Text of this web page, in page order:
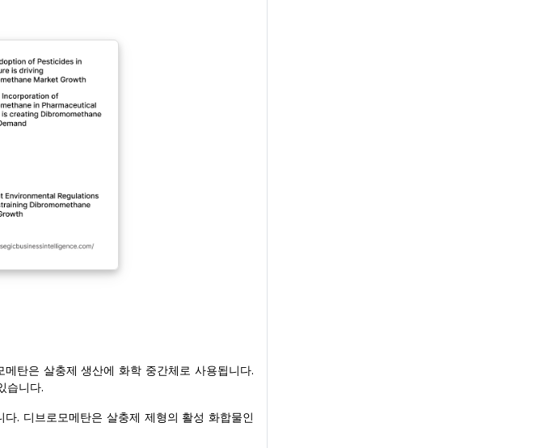
탄은 살충제 생산에 화학 중간체로 사용됩니다.
습니다.
. 디브로모메탄은 살충제 제형의 활성 화합물인